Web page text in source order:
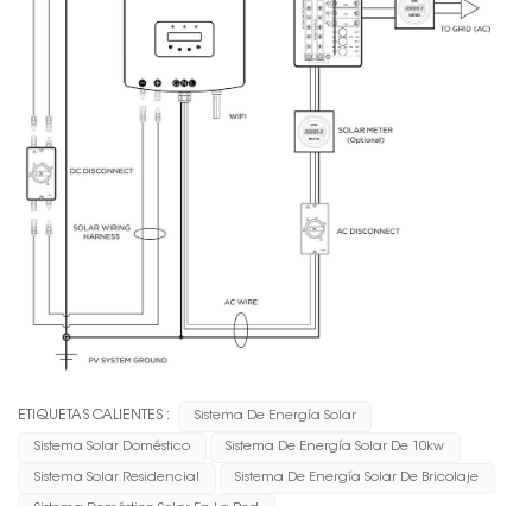
ETIQUETAS CALIENTES : Sistema De Energía Solar
Sistema Solar Doméstico Sistema De Energía Solar De 10kw
Sistema Solar Residencial Sistema De Energía Solar De Bricolaje